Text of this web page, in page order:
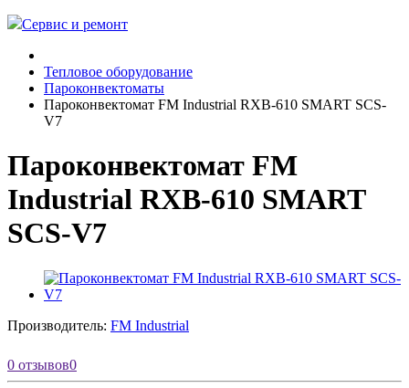
Сервис и ремонт
Тепловое оборудование
Пароконвектоматы
Пароконвектомат FM Industrial RXB-610 SMART SCS-
V7
Пароконвектомат FM
Industrial RXB-610 SMART
SCS-V7
Производитель: FM Industrial
0 отзывов0